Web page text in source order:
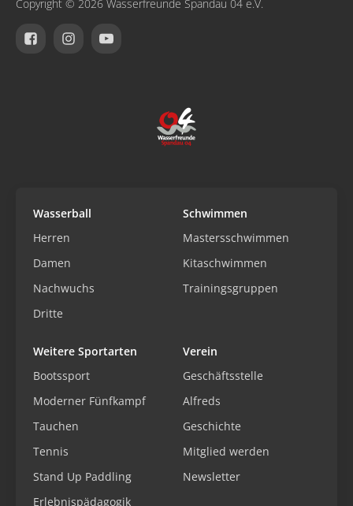
Copyright © 2026 Wasserfreunde Spandau 04 e.V.
Wasserball
Herren
Damen
Nachwuchs
Dritte
Schwimmen
Mastersschwimmen
Kitaschwimmen
Trainingsgruppen
Weitere Sportarten
Bootssport
Moderner Fünfkampf
Tauchen
Tennis
Stand Up Paddling
Erlebnispädagogik
Verein
Geschäftsstelle
Alfreds
Geschichte
Mitglied werden
Newsletter